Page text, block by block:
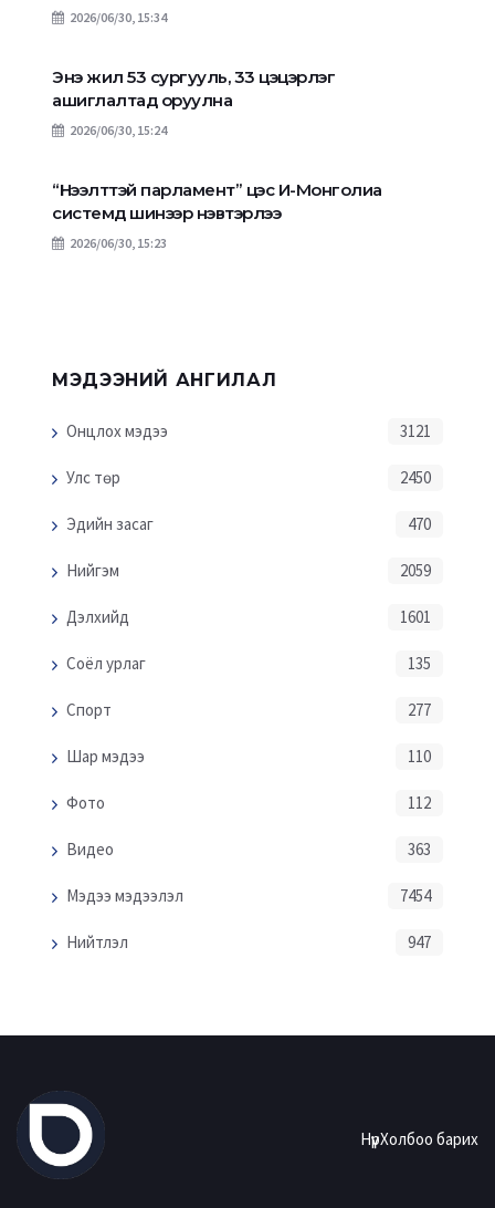
2026/06/30, 15:34
Энэ жил 53 сургууль, 33 цэцэрлэг
ашиглалтад оруулна
2026/06/30, 15:24
“Нээлттэй парламент” цэс И-Монголиа
системд шинээр нэвтэрлээ
2026/06/30, 15:23
МЭДЭЭНИЙ АНГИЛАЛ
Онцлох мэдээ 3121
Улс төр 2450
Эдийн засаг 470
Нийгэм 2059
Дэлхийд 1601
Соёл урлаг 135
Спорт 277
Шар мэдээ 110
Фото 112
Видео 363
Мэдээ мэдээлэл 7454
Нийтлэл 947
НүүрХолбоо барих